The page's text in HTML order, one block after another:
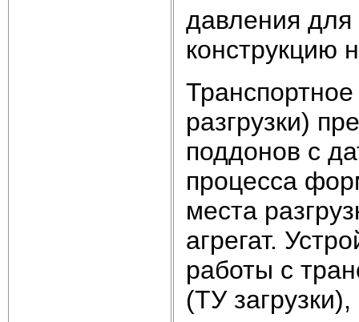
давления
конструкцию
разгрузки)
поддонов с
процесса
места
агрегат.
работы с
(ТУ